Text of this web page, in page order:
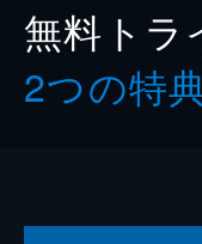
無料トラ
2つの特